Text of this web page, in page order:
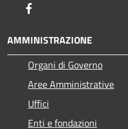
AMMINISTRAZIONE
Organi di Governo
Aree Amministrative
Uffici
Enti e fondazioni